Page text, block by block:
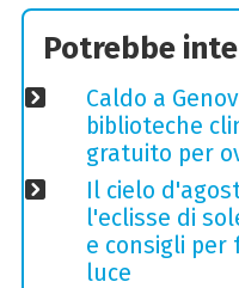
Potrebbe
Caldo a
biblioteche
gratuito per
Il cielo
l'eclisse di
e consigli per
luce